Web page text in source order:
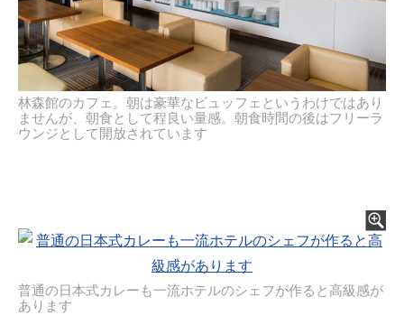
林森館のカフェ。朝は豪華なビュッフェというわけではあり
ませんが、朝食として程良い量感。朝食時間の後はフリーラ
ウンジとして開放されています
普通の日本式カレーも一流ホテルのシェフが作ると高級感が
あります